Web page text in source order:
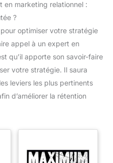
en marketing relationnel :
?
optimiser votre stratégie
appel à un expert en
qu’il apporte son savoir-faire
votre stratégie. Il saura
leviers les plus pertinents
d’améliorer la rétention